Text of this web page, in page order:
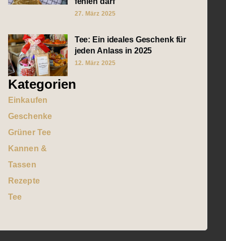
27. März 2025
Tee: Ein ideales Geschenk für
jeden Anlass in 2025
12. März 2025
Kategorien
Einkaufen
Geschenke
Grüner Tee
Kannen &
Tassen
Rezepte
Tee